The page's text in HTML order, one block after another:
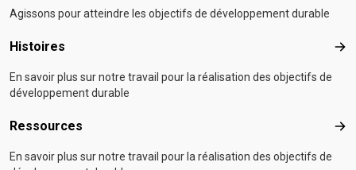
Agissons pour atteindre les objectifs de développement durable
Histoires
En savoir plus sur notre travail pour la réalisation des objectifs de
développement durable
Ressources
En savoir plus sur notre travail pour la réalisation des objectifs de